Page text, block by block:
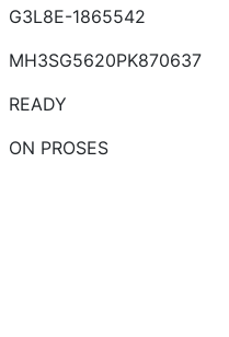
G3L8E-1865542
MH3SG5620PK870637
READY
ON PROSES